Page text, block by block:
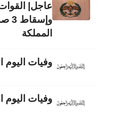
عاجل|
المملكة
وفيات اليوم الأحد
وفيات اليوم